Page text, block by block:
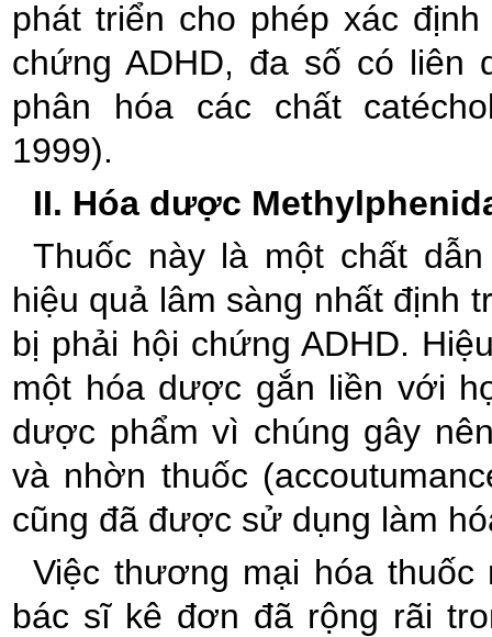
phát triển cho phép xác
chứng ADHD, đa số có liên
phân hóa các chất
1999).
II. Hóa dược
Thuốc này là một chất
hiệu quả lâm sàng nhất định
bị phải hội chứng ADHD.
một hóa dược gắn liền với
dược phẩm vì chúng gây
và nhờn thuốc
cũng đã được sử dụng làm
Việc thương mại hóa
bác sĩ kê đơn đã rộng rãi